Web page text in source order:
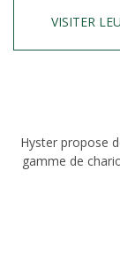
VISITER
Hyster propose
gamme de